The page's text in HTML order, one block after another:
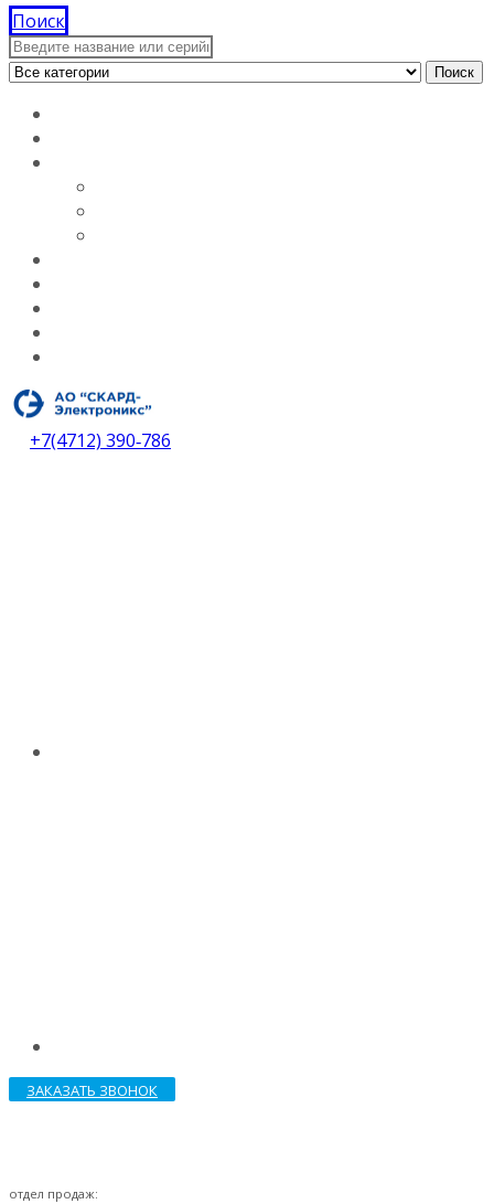
Поиск
Поиск
+7(4712) 390‑786
ЗАКАЗАТЬ ЗВОНОК
отдел продаж: